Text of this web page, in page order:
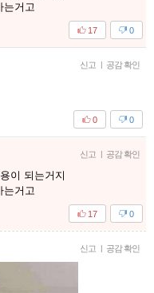
는거고
0
17
신고 공감 확인
0
0
신고 공감 확인
이 되는거지
는거고
0
17
신고 공감 확인